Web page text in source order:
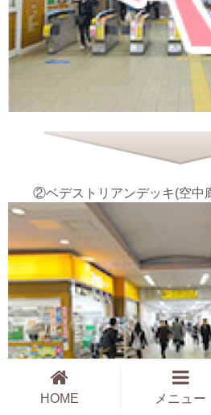
②ベデストリアンデッキ(空中
HOME メニュー